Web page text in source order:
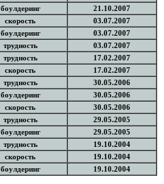
боулдеринг
21.10.2007
скорость
03.07.2007
боулдеринг
03.07.2007
трудность
03.07.2007
трудность
17.02.2007
скорость
17.02.2007
трудность
30.05.2006
боулдеринг
30.05.2006
скорость
30.05.2006
трудность
29.05.2005
боулдеринг
29.05.2005
трудность
19.10.2004
скорость
19.10.2004
боулдеринг 19.10.2004